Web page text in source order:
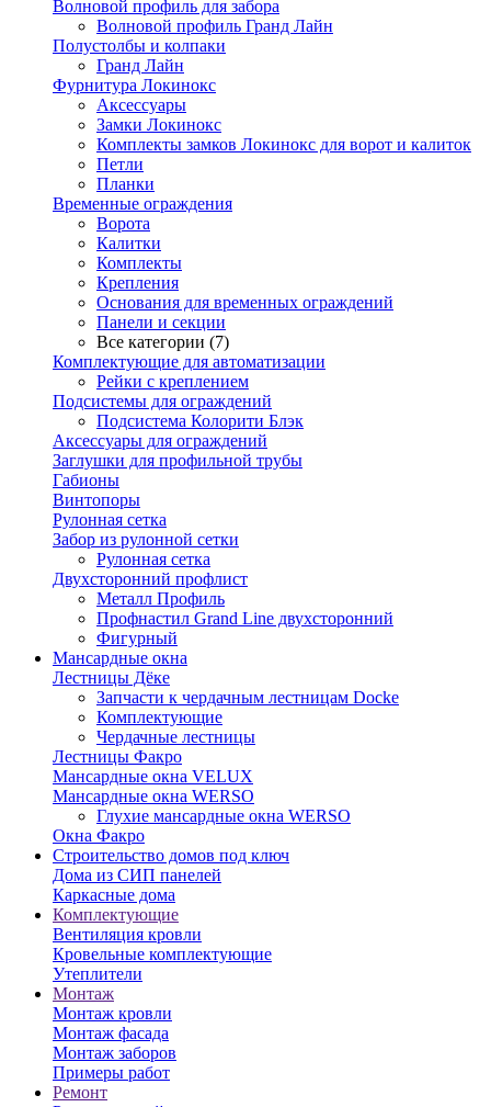
Волновой профиль для забора
Волновой профиль Гранд Лайн
Полустолбы и колпаки
Гранд Лайн
Фурнитура Локинокс
Аксессуары
Замки Локинокс
Комплекты замков Локинокс для ворот и калиток
Петли
Планки
Временные ограждения
Ворота
Калитки
Комплекты
Крепления
Основания для временных ограждений
Панели и секции
Все категории (7)
Комплектующие для автоматизации
Рейки с креплением
Подсистемы для ограждений
Подсистема Колорити Блэк
Аксессуары для ограждений
Заглушки для профильной трубы
Габионы
Винтопоры
Рулонная сетка
Забор из рулонной сетки
Рулонная сетка
Двухсторонний профлист
Металл Профиль
Профнастил Grand Line двухсторонний
Фигурный
Мансардные окна
Лестницы Дёке
Запчасти к чердачным лестницам Docke
Комплектующие
Чердачные лестницы
Лестницы Факро
Мансардные окна VELUX
Мансардные окна WERSO
Глухие мансардные окна WERSO
Окна Факро
Строительство домов под ключ
Дома из СИП панелей
Каркасные дома
Комплектующие
Вентиляция кровли
Кровельные комплектующие
Утеплители
Монтаж
Монтаж кровли
Монтаж фасада
Монтаж заборов
Примеры работ
Ремонт